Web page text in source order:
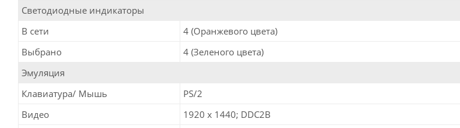
Светодиодные индикаторы
В сети
4 (Оранжевого цвета)
Выбрано
4 (Зеленого цвета)
Эмуляция
Клавиатура/ Мышь
PS/2
Видео
1920 x 1440; DDC2B